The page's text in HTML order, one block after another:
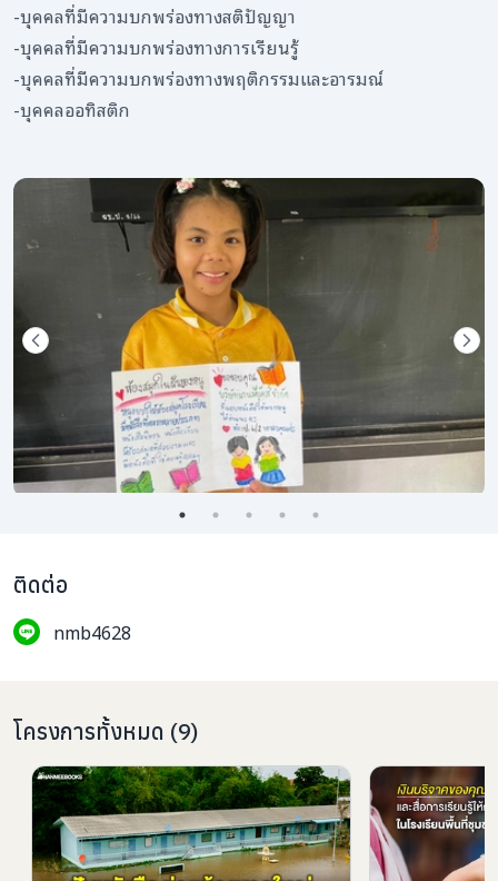
-บุคคลที่มีความบกพร่องทางสติปัญญา
-บุคคลที่มีความบกพร่องทางการเรียนรู้
-บุคคลที่มีความบกพร่องทางพฤติกรรมและอารมณ์
-บุคคลออทิสติก
ติดต่อ
nmb4628
โครงการทั้งหมด (9)